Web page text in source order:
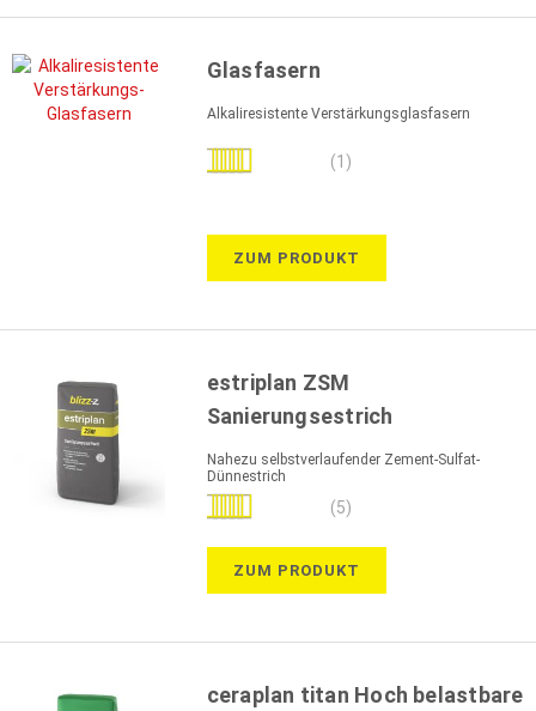
Glasfasern
Alkaliresistente Verstärkungsglasfasern
Bewertung: (1)
ZUM PRODUKT
estriplan ZSM
Sanierungsestrich
Nahezu selbstverlaufender Zement-Sulfat-
Dünnestrich
Bewertung:
(5)
ZUM PRODUKT
ceraplan titan Hoch belastbare